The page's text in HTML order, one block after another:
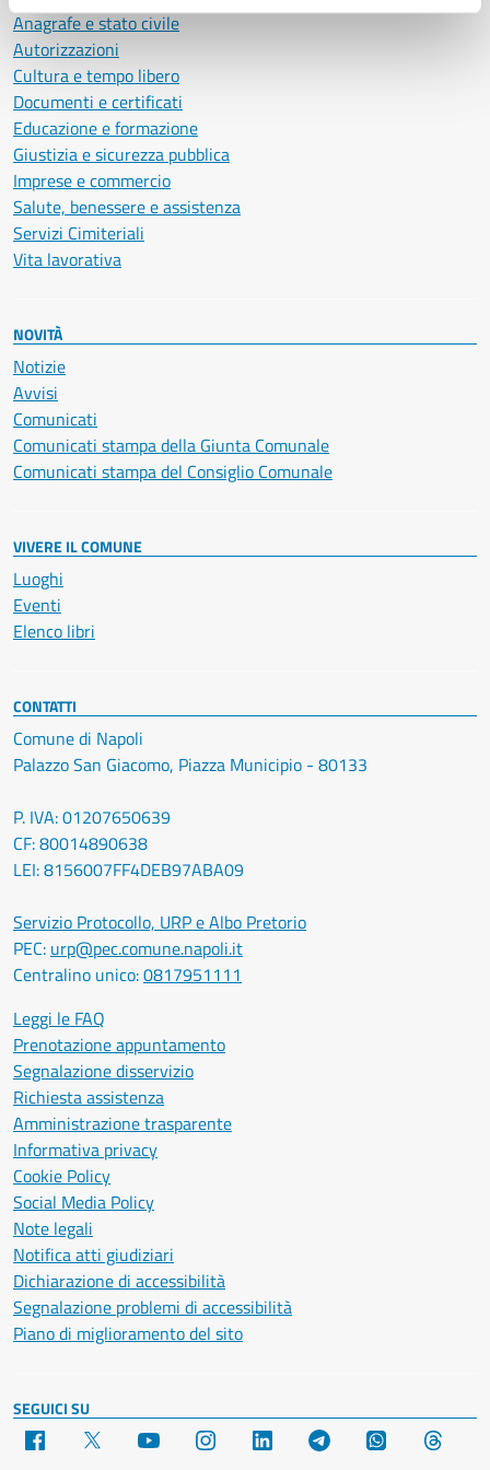
Anagrafe e stato civile
Autorizzazioni
Cultura e tempo libero
Documenti e certificati
Educazione e formazione
Giustizia e sicurezza pubblica
Imprese e commercio
Salute, benessere e assistenza
Servizi Cimiteriali
Vita lavorativa
NOVITÀ
Notizie
Avvisi
Comunicati
Comunicati stampa della Giunta Comunale
Comunicati stampa del Consiglio Comunale
VIVERE IL COMUNE
Luoghi
Eventi
Elenco libri
CONTATTI
Comune di Napoli
Palazzo San Giacomo, Piazza Municipio - 80133
P. IVA: 01207650639
CF: 80014890638
LEI: 8156007FF4DEB97ABA09
Servizio Protocollo, URP e Albo Pretorio
PEC: urp@pec.comune.napoli.it
Centralino unico:0817951111
Leggi le FAQ
Prenotazione appuntamento
Segnalazione disservizio
Richiesta assistenza
Amministrazione trasparente
Informativa privacy
Cookie Policy
Social Media Policy
Note legali
Notifica atti giudiziari
Dichiarazione di accessibilità
Segnalazione problemi di accessibilità
Piano di miglioramento del sito
SEGUICI SU
Facebook YouTube Instagram LinkedIn Telegram WhatsApp